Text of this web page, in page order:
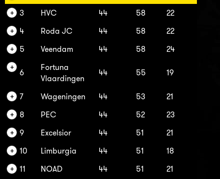
3
HVC 44 58
22
4
Roda JC 44 58
22
5
Veendam 44 58 24
6
Fortuna
Vlaardingen
44 55 19
7 Wageningen 44 53
21
8
PEC 44 52
23
9
Excelsior 44 51
21
10
Limburgia 44 51
18
11
NOAD 44 51
21